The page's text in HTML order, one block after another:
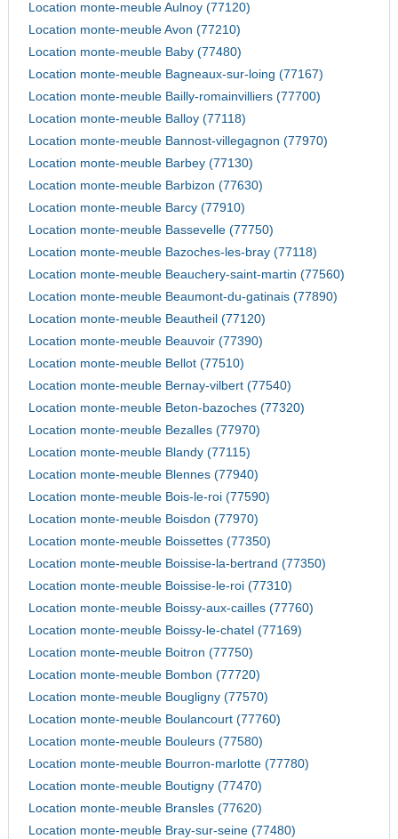
Location monte-meuble Aulnoy (77120)
Location monte-meuble Avon (77210)
Location monte-meuble Baby (77480)
Location monte-meuble Bagneaux-sur-loing (77167)
Location monte-meuble Bailly-romainvilliers (77700)
Location monte-meuble Balloy (77118)
Location monte-meuble Bannost-villegagnon (77970)
Location monte-meuble Barbey (77130)
Location monte-meuble Barbizon (77630)
Location monte-meuble Barcy (77910)
Location monte-meuble Bassevelle (77750)
Location monte-meuble Bazoches-les-bray (77118)
Location monte-meuble Beauchery-saint-martin (77560)
Location monte-meuble Beaumont-du-gatinais (77890)
Location monte-meuble Beautheil (77120)
Location monte-meuble Beauvoir (77390)
Location monte-meuble Bellot (77510)
Location monte-meuble Bernay-vilbert (77540)
Location monte-meuble Beton-bazoches (77320)
Location monte-meuble Bezalles (77970)
Location monte-meuble Blandy (77115)
Location monte-meuble Blennes (77940)
Location monte-meuble Bois-le-roi (77590)
Location monte-meuble Boisdon (77970)
Location monte-meuble Boissettes (77350)
Location monte-meuble Boissise-la-bertrand (77350)
Location monte-meuble Boissise-le-roi (77310)
Location monte-meuble Boissy-aux-cailles (77760)
Location monte-meuble Boissy-le-chatel (77169)
Location monte-meuble Boitron (77750)
Location monte-meuble Bombon (77720)
Location monte-meuble Bougligny (77570)
Location monte-meuble Boulancourt (77760)
Location monte-meuble Bouleurs (77580)
Location monte-meuble Bourron-marlotte (77780)
Location monte-meuble Boutigny (77470)
Location monte-meuble Bransles (77620)
Location monte-meuble Bray-sur-seine (77480)